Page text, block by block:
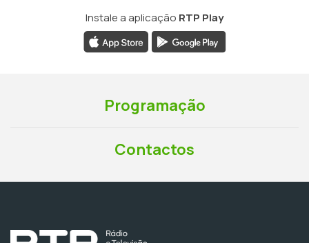
Instale a aplicação RTP Play
Programação
Contactos